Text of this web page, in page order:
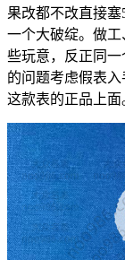
果改都不改直接塞
一个大破绽。做
些玩意，反正同
的问题考虑假表
这款表的正品上面